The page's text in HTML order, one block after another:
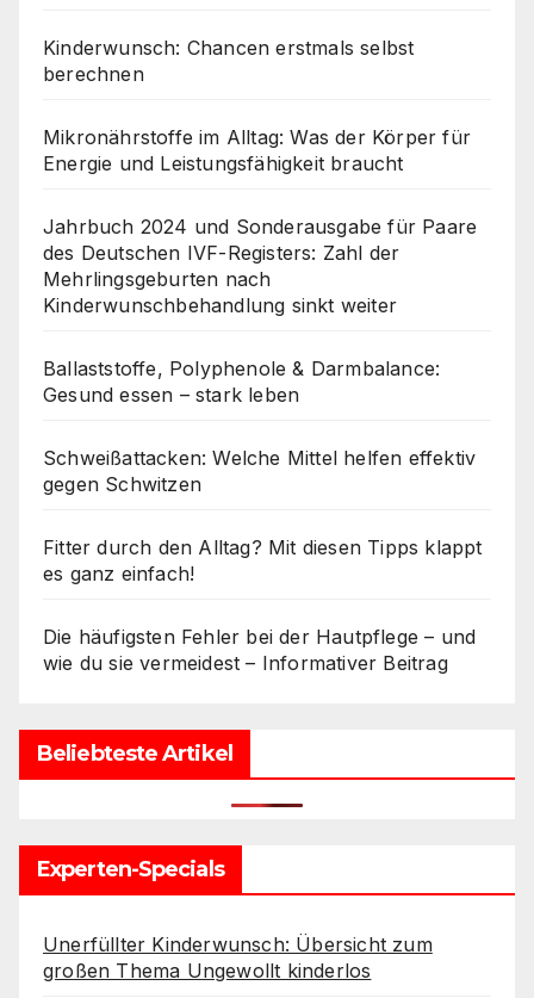
Kinderwunsch: Chancen erstmals selbst
berechnen
Mikronährstoffe im Alltag: Was der Körper für
Energie und Leistungsfähigkeit braucht
Jahrbuch 2024 und Sonderausgabe für Paare
des Deutschen IVF-Registers: Zahl der
Mehrlingsgeburten nach
Kinderwunschbehandlung sinkt weiter
Ballaststoffe, Polyphenole & Darmbalance:
Gesund essen – stark leben
Schweißattacken: Welche Mittel helfen effektiv
gegen Schwitzen
Fitter durch den Alltag? Mit diesen Tipps klappt
es ganz einfach!
Die häufigsten Fehler bei der Hautpflege – und
wie du sie vermeidest – Informativer Beitrag
Beliebteste Artikel
Experten-Specials
Unerfüllter Kinderwunsch: Übersicht zum
großen Thema Ungewollt kinderlos